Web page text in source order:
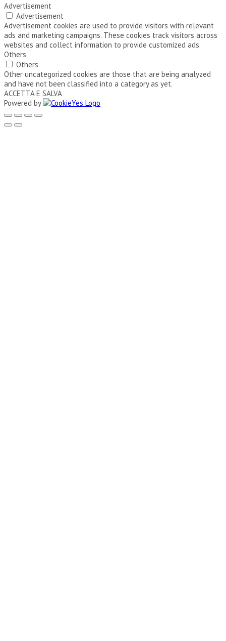
Advertisement
Advertisement
Advertisement cookies are used to provide visitors with relevant
ads and marketing campaigns. These cookies track visitors across
websites and collect information to provide customized ads.
Others
Others
Other uncategorized cookies are those that are being analyzed
and have not been classified into a category as yet.
ACCETTA E SALVA
Powered by